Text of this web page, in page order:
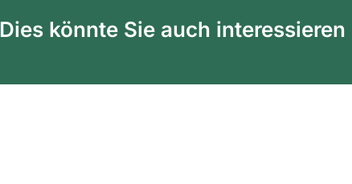
Dies könnte Sie auch interessieren